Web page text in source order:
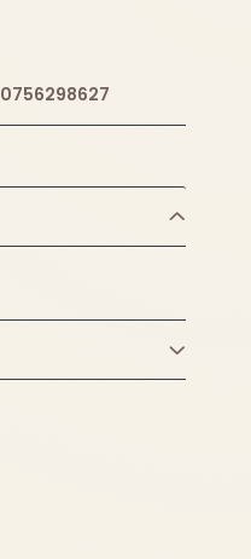
0756298627